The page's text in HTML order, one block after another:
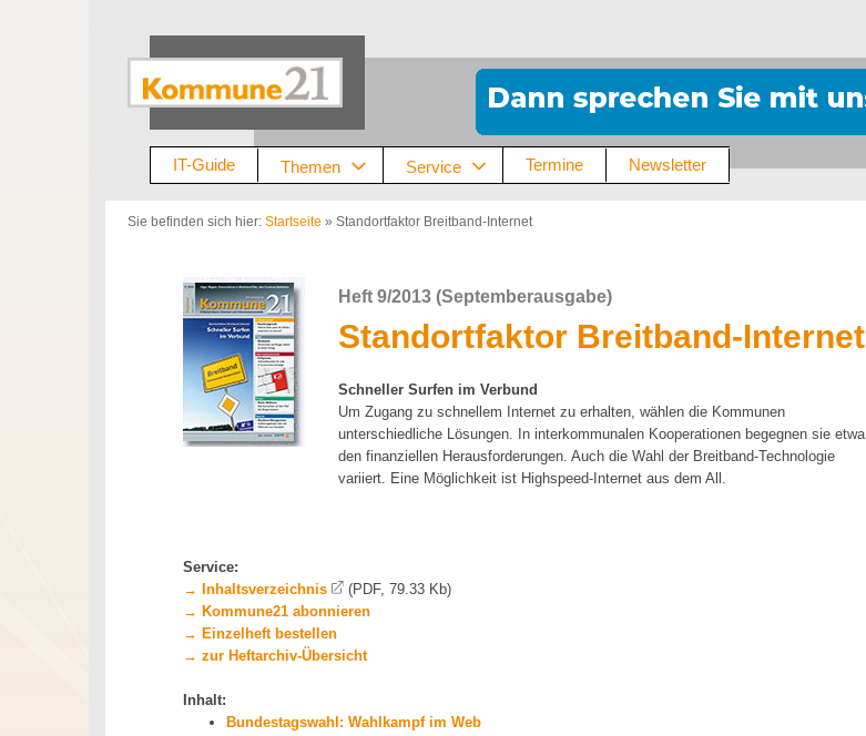
IT-Guide Themen Service Termine Newsletter
Sie befinden sich hier: Startseite » Standortfaktor Breitband-Internet
Heft 9/2013 (Septemberausgabe)
Standortfaktor Breitband-Internet
Schneller Surfen im Verbund
Um Zugang zu schnellem Internet zu erhalten, wählen die Kommunen
unterschiedliche Lösungen. In interkommunalen Kooperationen begegnen sie etwa
den finanziellen Herausforderungen. Auch die Wahl der Breitband-Technologie
variiert. Eine Möglichkeit ist Highspeed-Internet aus dem All.
Service:
→ Inhaltsverzeichnis
(PDF, 79.33 Kb)
→ Kommune21 abonnieren
→ Einzelheft bestellen
→ zur Heftarchiv-Übersicht
Inhalt:
Bundestagswahl: Wahlkampf im Web